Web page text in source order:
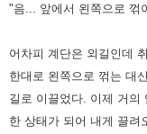
"음... 앞에서 왼쪽으로
어차피 계단은 외길인데
한대로 왼쪽으로 꺾는 대
길로 이끌었다. 이제 거의
한 상태가 되어 내게 끌려